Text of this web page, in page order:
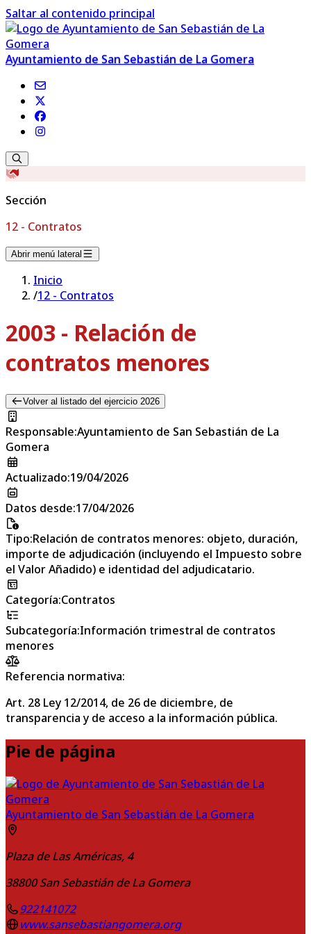
Saltar al contenido principal
Ayuntamiento de San Sebastián de La Gomera
Sección
12 - Contratos
Abrir menú lateral
Inicio
/12 - Contratos
2003 - Relación de
contratos menores
Volver al listado del ejercicio 2026
Responsable:Ayuntamiento de San Sebastián de La
Gomera
Actualizado:19/04/2026
Datos desde:17/04/2026
Tipo:Relación de contratos menores: objeto, duración,
importe de adjudicación (incluyendo el Impuesto sobre
el Valor Añadido) e identidad del adjudicatario.
Categoría:Contratos
Subcategoría:Información trimestral de contratos
menores
Referencia normativa:
Art. 28 Ley 12/2014, de 26 de diciembre, de
transparencia y de acceso a la información pública.
Pie de página
Ayuntamiento de San Sebastián de La Gomera
Plaza de Las Américas, 4
38800 San Sebastián de La Gomera
922141072
www.sansebastiangomera.org